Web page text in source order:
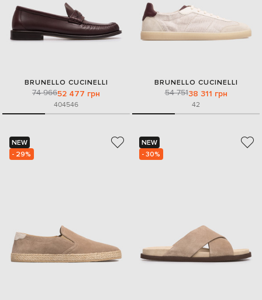
BRUNELLO CUCINELLI
74 96652 477 грн
404546
BRUNELLO CUCINELLI
54 75138 311 грн
42
NEW
- 29%
NEW
- 30%